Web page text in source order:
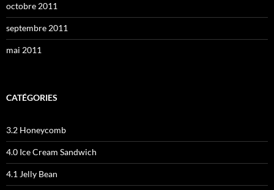
octobre 2011
septembre 2011
mai 2011
CATÉGORIES
3.2 Honeycomb
4.0 Ice Cream Sandwich
4.1 Jelly Bean